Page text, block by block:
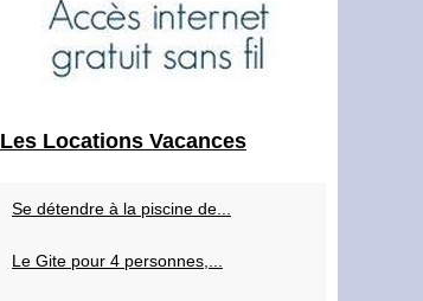
Les Locations Vacances
Se détendre à la piscine de...
Le Gite pour 4 personnes,...